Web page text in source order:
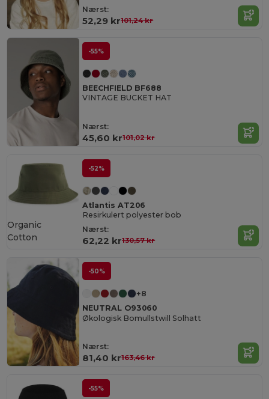
Nærst:
52,29 kr101,24 kr
-55%
BEECHFIELD BF688
VINTAGE BUCKET HAT
Nærst:
45,60 kr101,02 kr
-52%
Atlantis AT206
Resirkulert polyester bob
Nærst:
62,22 kr130,57 kr
Organic
Cotton
-50%
+8
NEUTRAL O93060
Økologisk Bomullstwill Solhatt
Nærst:
81,40 kr163,46 kr
-55%